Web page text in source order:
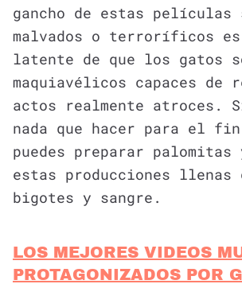
gancho de estas películas
malvados o terroríficos
latente de que los gatos
maquiavélicos capaces de
actos realmente atroces.
nada que hacer para el fin
puedes preparar
estas producciones
bigotes y sangre.
LOS MEJORES VIDEOS
PROTAGONIZADOS POR